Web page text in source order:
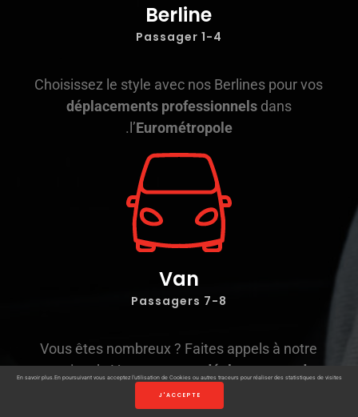
Berline
1-4 Passager
Choisissez le style avec nos Berlines pour vos
déplacements professionnelsdans
l’Eurométropole
.
Van
7-8 Passagers
Vous êtes nombreux ? Faites appels à notre
service de Vans pour vosdéplacements de
dans l’Eurométropole
En poursuivant vous acceptez l’utilisation de Cookies ou autres traceurs pour réaliser des statistiques de visites.
En savoir plus
J'ACCEPTE